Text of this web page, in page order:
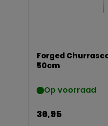
Forged
50cm
Op voorraad
36,95